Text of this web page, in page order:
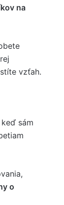
na
vzťah.
keď sám
o